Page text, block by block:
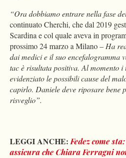
“Ora dobbiamo entrare nella fase
continuato Cherchi, che dal 2019
Scardina e col quale aveva in
prossimo 24 marzo a Milano –Ha
dai medici e il suo encefalogramma
tac è risultata positiva. Al momento i
evidenziato le possibili cause del
capirlo. Daniele deve riposare bene
risveglio”.
LEGGI ANCHE: Fedez come
assicura che Chiara Ferragni